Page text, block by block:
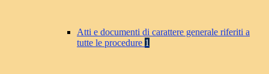
Atti e documenti di carattere generale riferiti a
tutte le procedure 1